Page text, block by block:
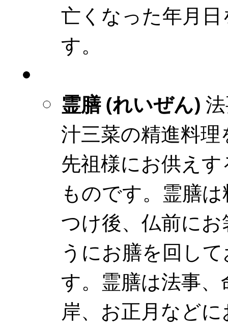
亡くなった年月
す。
霊膳 (れいぜん)
汁三菜の精進料
先祖様にお供え
ものです。霊膳
つけ後、仏前に
うにお膳を回し
す。霊膳は法事
岸、お正月など